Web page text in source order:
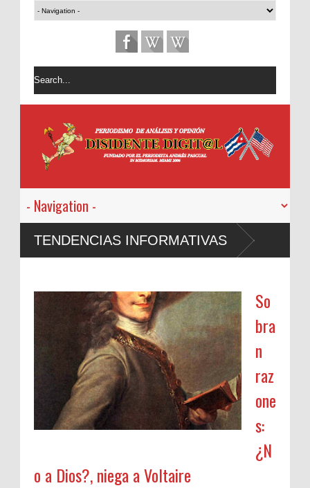
TENDENCIAS INFORMATIVAS
So
bra
n
raz
one
s:
¿N
o a Dios?, niega a Voltaire